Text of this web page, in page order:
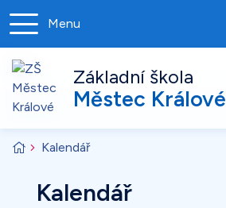
Menu
Základní škola
Městec Králové
Úvodní stránka
Kalendář
Kalendář